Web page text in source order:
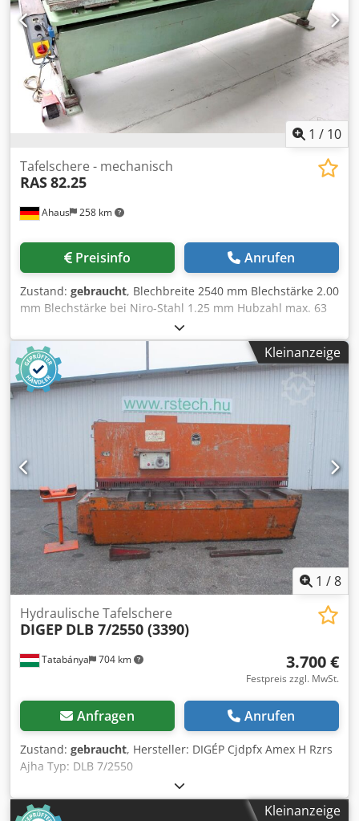
3300 kg
1 / 10
Ahaus 258 km
Tafelschere - mechanisch
RAS82.25
Preisinfo Anrufen
Zustand: gebraucht, Blechbreite 2540 mm Blechstärke 2.00
mm Blechstärke bei Niro-Stahl 1.25 mm Hubzahl max. 63
Hub/min Schnittwinkel 1.13 Grad Tischhöhe 750 mm
Tischbreite 320 mm Ständerweite 2620 mm Hinteranschlag
- verstellbar 5.0 - 550 mm Steuerung konv. Motorleistung
3.0 kW Maschinengewicht ca. 1600 kg Abmessung L-B-H
3100 x 1980 x 1400 mm Ausstattung: - robuste / motorische
Schwingschnitt Tafelschere - bruchsichere-
verwindungsfreie Stahl Schweißkonstruktion - kompakte
und übersichtliche Maschinenbauweise - manueller
Hinteranschlag, mit analoger Anzeige * von vorne
einstellbar * stufenlose Einstellung über den gesamten
Verfahrbereich - Griffmulden im Auflagetisch - 1x
Niederhalterbalken - 1x Seitenanschlag - 3x Auflegearme
Cjdsxacftjpfx Am Aeha - 1x freibeweglicher Fußschalter -
Bedienungsanleitung (PDF) Sonderzubehör inklusive : -
Blechhochhaltevorrichtung für Dünnblechzuschnitte
Kleinanzeige
1 /8
Tatabánya 704 km
Hydraulische Tafelschere
DIGEP DLB 7/2550 (3390)
3.700 €
Festpreis zzgl. MwSt.
Anfragen Anrufen
Zustand: gebraucht, Hersteller: DIGÉP Cjdpfx Amex H Rzrs
Ajha Typ: DLB 7/2550
Kleinanzeige